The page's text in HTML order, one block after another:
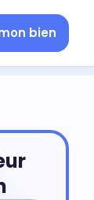
bien